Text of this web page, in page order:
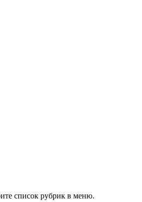
список рубрик в меню.